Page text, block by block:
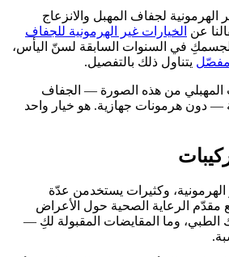
الهرمونية لجفاف المهبل والانزعاج
عن الخيارات غير الهرمونية للجفاف
في السنوات السابقة لسنّ اليأس،
مفصّل يتناول ذلك بالتفصيل.
المهبلي من هذه الصورة — الجفاف
— دون هرمونات جهازية. هو خيار واحد
وكثيرات يستخدمن عدّة
مقدّم الرعاية الصحية حول الأعراض
الطبي، وما المقايضات المقبولة لكِ —